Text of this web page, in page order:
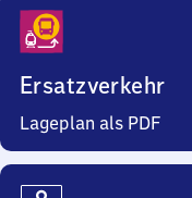
Ersatzverkehr
Lageplan als PDF